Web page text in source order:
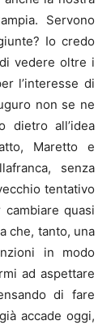
Servono
Io credo
vedere oltre i
l’interesse di
non se ne
dietro all’idea
Maretto e
senza
tentativo
quasi
che, tanto, una
in modo
ad aspettare
di fare
accade oggi,